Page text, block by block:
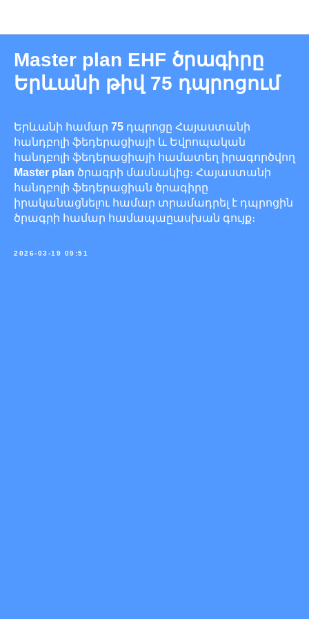
Master plan EHF ծրագիրը
Երևանի թիվ 75 դպրոցում
Երևանի համար 75 դպրոցը Հայաստանի
հանդբոլի ֆեդերացիայի և Եվրոպական
հանդբոլի ֆեդերացիայի համատեղ իրագործվող
Master plan ծրագրի մասնակից։ Հայաստանի
հանդբոլի ֆեդերացիան ծրագիրը
իրականացնելու համար տրամադրել է դպրոցին
ծրագրի համար համապաըասխան գույք։
2026-03-19 09:51